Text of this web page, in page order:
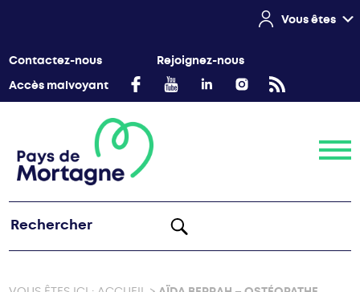
Vous êtes
Contactez-nous
Rejoignez-nous
Accès malvoyant
Menu